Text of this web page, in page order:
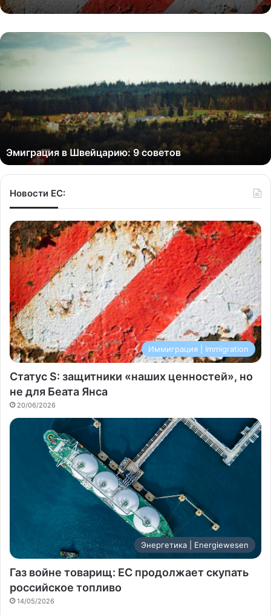
Эмиграция в Швейцарию: 9 советов
Новости ЕС:
Иммиграция | Immigration
Статус S: защитники «наших ценностей», но
не для Беата Янса
20/06/2026
Энергетика | Energiewesen
Газ войне товарищ: ЕС продолжает скупать
российское топливо
14/05/2026